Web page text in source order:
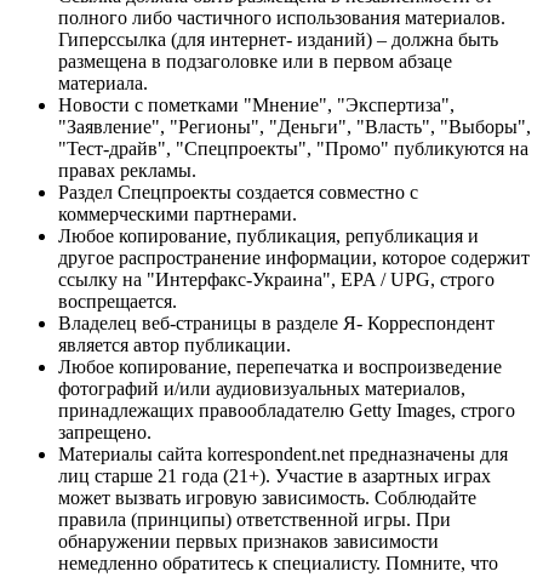
полного либо частичного использования материалов.
Гиперссылка (для интернет- изданий) – должна быть
размещена в подзаголовке или в первом абзаце
материала.
Новости с пометками "Мнение", "Экспертиза",
"Заявление", "Регионы", "Деньги", "Власть", "Выборы",
"Тест-драйв", "Спецпроекты", "Промо" публикуются на
правах рекламы.
Раздел Спецпроекты создается совместно с
коммерческими партнерами.
Любое копирование, публикация, републикация и
другое распространение информации, которое содержит
ссылку на "Интерфакс-Украина", EPA / UPG, строго
воспрещается.
Владелец веб-страницы в разделе Я- Корреспондент
является автор публикации.
Любое копирование, перепечатка и воспроизведение
фотографий и/или аудиовизуальных материалов,
принадлежащих правообладателю Getty Images, строго
запрещено.
Материалы сайта korrespondent.net предназначены для
лиц старше 21 года (21+). Участие в азартных играх
может вызвать игровую зависимость. Соблюдайте
правила (принципы) ответственной игры. При
обнаружении первых признаков зависимости
немедленно обратитесь к специалисту. Помните, что